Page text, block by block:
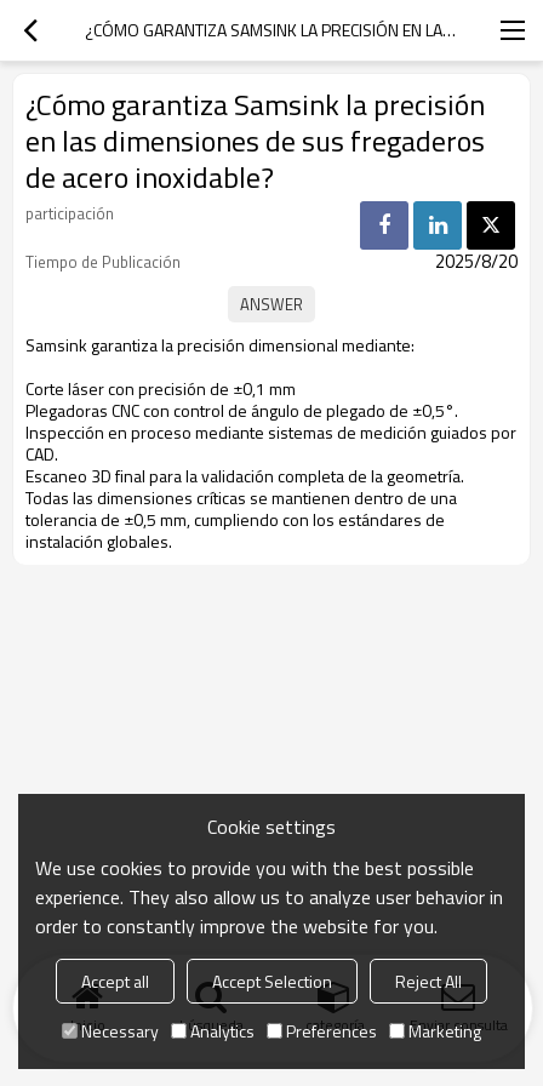
¿CÓMO GARANTIZA SAMSINK LA PRECISIÓN EN LAS DIMENSIONES DE SUS FREGADEROS DE ACERO INOXIDABLE?
¿Cómo garantiza Samsink la precisión
en las dimensiones de sus fregaderos
de acero inoxidable?
participación
Tiempo de Publicación
2025/8/20
Samsink garantiza la precisión dimensional mediante:
Corte láser con precisión de ±0,1 mm
Plegadoras CNC con control de ángulo de plegado de ±0,5°.
Inspección en proceso mediante sistemas de medición guiados por
CAD.
Escaneo 3D final para la validación completa de la geometría.
Todas las dimensiones críticas se mantienen dentro de una
tolerancia de ±0,5 mm, cumpliendo con los estándares de
instalación globales.
Inicio búsqueda categoría Enviar consulta
Cookie settings
We use cookies to provide you with the best possible
experience. They also allow us to analyze user behavior in
order to constantly improve the website for you.
Accept all Accept Selection
Reject All
Necessary
Analytics Preferences Marketing